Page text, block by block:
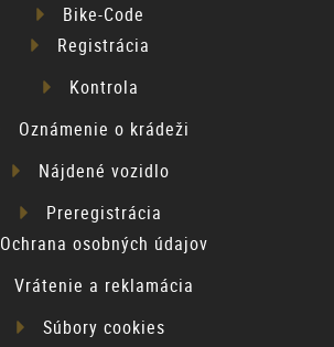
Bike-Code
Registrácia
Kontrola
Oznámenie o krádeži
Nájdené vozidlo
Preregistrácia
Ochrana osobných údajov
Vrátenie a reklamácia
Súbory cookies